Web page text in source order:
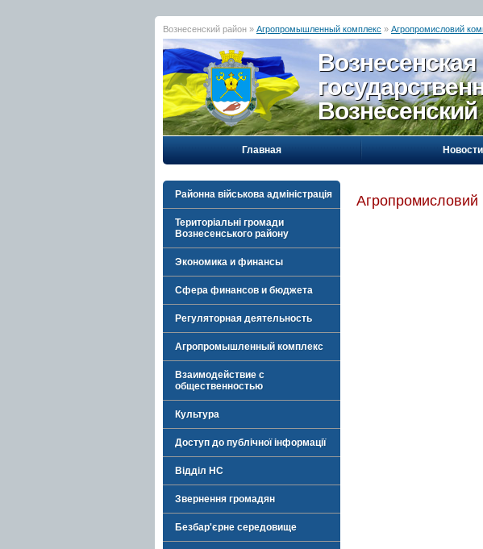
Вознесенский район » Агропромышленный комплекс » Агропромисловий
Главная Новости
Районна військова адміністрація
Територіальні громади
Вознесенського району
Экономика и финансы
Сфера финансов и бюджета
Регуляторная деятельность
Агропромышленный комплекс
Взаимодействие с
общественностью
Культура
Доступ до публічної інформації
Відділ НС
Звернення громадян
Безбар'єрне середовище
Агропромисловий